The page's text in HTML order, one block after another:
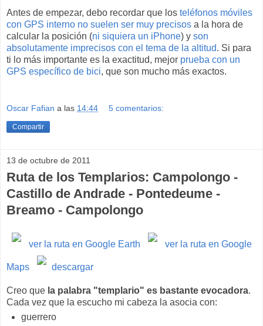
Antes de empezar, debo recordar que los teléfonos móviles
con GPS interno no suelen ser muy precisos a la hora de
calcular la posición (ni siquiera un iPhone) y son
absolutamente imprecisos con el tema de la altitud. Si para
ti lo más importante es la exactitud, mejor prueba con un
GPS específico de bici, que son mucho más exactos.
Oscar Fafian a las 14:44 5 comentarios:
Compartir
13 de octubre de 2011
Ruta de los Templarios: Campolongo -
Castillo de Andrade - Pontedeume -
Breamo - Campolongo
ver la ruta en Google Earth ver la ruta en Google
Maps descargar
Creo que la palabra "templario" es bastante evocadora.
Cada vez que la escucho mi cabeza la asocia con:
guerrero